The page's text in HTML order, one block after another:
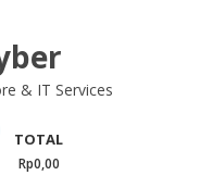
& IT Services
TOTAL
Rp0,00